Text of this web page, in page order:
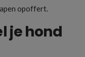
opoffert.
je hond